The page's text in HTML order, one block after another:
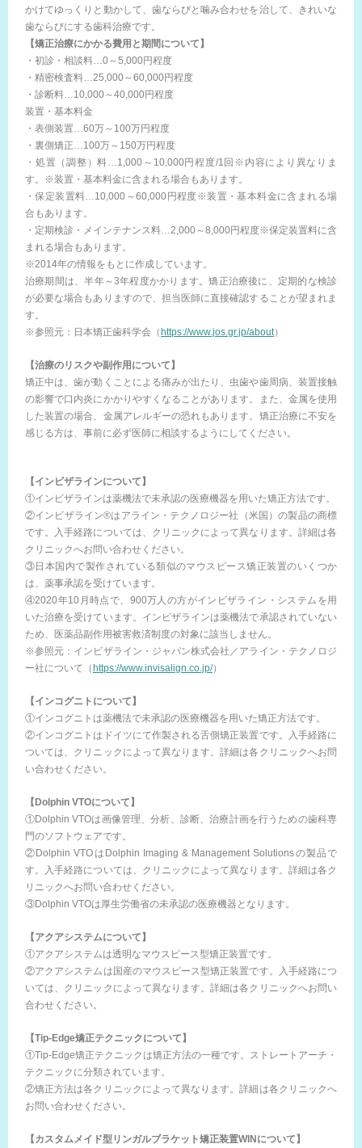
かけてゆっくりと動かして、歯ならびと噛み合わせを治して、きれいな
歯ならびにする歯科治療です。
【矯正治療にかかる費用と期間について】
・初診・相談料…0～5,000円程度
・精密検査料…25,000～60,000円程度
・診断料…10,000～40,000円程度
装置・基本料金
・表側装置…60万～100万円程度
・裏側矯正…100万～150万円程度
・処置（調整）料…1,000～10,000円程度/1回※内容により異なりま
す。※装置・基本料金に含まれる場合もあります。
・保定装置料…10,000～60,000円程度※装置・基本料金に含まれる場
合もあります。
・定期検診・メインテナンス料…2,000～8,000円程度※保定装置料に含
まれる場合もあります。
※2014年の情報をもとに作成しています。
治療期間は、半年～3年程度かかります。矯正治療後に、定期的な検診
が必要な場合もありますので、担当医師に直接確認することが望まれま
す。
※参照元：日本矯正歯科学会（ https://www.jos.gr.jp/about）
【治療のリスクや副作用について】
矯正中は、歯が動くことによる痛みが出たり、虫歯や歯周病、装置接触
の影響で口内炎にかかりやすくなることがあります。また、金属を使用
した装置の場合、金属アレルギーの恐れもあります。矯正治療に不安を
感じる方は、事前に必ず医師に相談するようにしてください。
【インビザラインについて】
①インビザラインは薬機法で未承認の医療機器を用いた矯正方法です。
②インビザライン®はアライン・テクノロジー社（米国）の製品の商標
です。入手経路については、クリニックによって異なります。詳細は各
クリニックへお問い合わせください。
③日本国内で製作されている類似のマウスピース矯正装置のいくつか
は、薬事承認を受けています。
④2020年10月時点で、900万人の方がインビザライン・システムを用
いた治療を受けています。インビザラインは薬機法で承認されていない
ため、医薬品副作用被害救済制度の対象に該当しません。
※参照元：インビザライン・ジャパン株式会社／アライン・テクノロジ
ー社について（ https://www.invisalign.co.jp/）
【インコグニトについて】
①インコグニトは薬機法で未承認の医療機器を用いた矯正方法です。
②インコグニトはドイツにて作製される舌側矯正装置です。入手経路に
ついては、クリニックによって異なります。詳細は各クリニックへお問
い合わせください。
【Dolphin VTOについて】
①Dolphin VTOは画像管理、分析、診断、治療計画を行うための歯科専
門のソフトウェアです。
②Dolphin VTOはDolphin Imaging & Management Solutionsの製品で
す。入手経路については、クリニックによって異なります。詳細は各ク
リニックへお問い合わせください。
③Dolphin VTOは厚生労働省の未承認の医療機器となります。
【アクアシステムについて】
①アクアシステムは透明なマウスピース型矯正装置です。
②アクアシステムは国産のマウスピース型矯正装置です。入手経路につ
いては、クリニックによって異なります。詳細は各クリニックへお問い
合わせください。
【Tip-Edge矯正テクニックについて】
①Tip-Edge矯正テクニックは矯正方法の一種です。ストレートアーチ・
テクニックに分類されています。
②矯正方法は各クリニックによって異なります。詳細は各クリニックへ
お問い合わせください。
【カスタムメイド型リンガルブラケット矯正装置WINについて】